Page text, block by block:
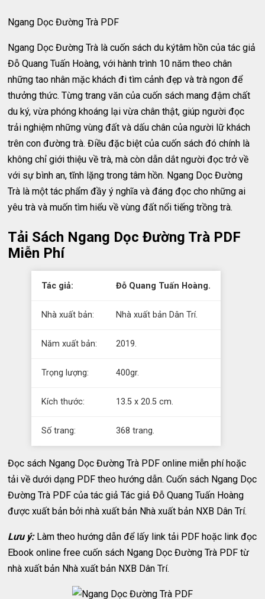
Ngang Dọc Đường Trà PDF
Ngang Dọc Đường Trà là cuốn sách du kýtâm hồn của tác giả
Đỗ Quang Tuấn Hoàng, với hành trình 10 năm theo chân
những tao nhân mặc khách đi tìm cảnh đẹp và trà ngon để
thưởng thức. Từng trang văn của cuốn sách mang đậm chất
du ký, vừa phóng khoáng lại vừa chân thật, giúp người đọc
trải nghiệm những vùng đất và dấu chân của người lữ khách
trên con đường trà. Điều đặc biệt của cuốn sách đó chính là
không chỉ giới thiệu về trà, mà còn dẫn dắt người đọc trở về
với sự bình an, tĩnh lặng trong tâm hồn. Ngang Dọc Đường
Trà là một tác phẩm đầy ý nghĩa và đáng đọc cho những ai
yêu trà và muốn tìm hiểu về vùng đất nổi tiếng trồng trà.
Tải Sách Ngang Dọc Đường Trà PDF
Miễn Phí
Tác giả: Đỗ Quang Tuấn Hoàng.
Nhà xuất bản: Nhà xuất bản Dân Trí.
Năm xuất bản: 2019.
Trọng lượng: 400gr.
Kích thước: 13.5 x 20.5 cm.
Số trang: 368 trang.
Đọc sách Ngang Dọc Đường Trà PDF online miễn phí hoặc
tải về dưới dạng PDF theo hướng dẫn. Cuốn sách Ngang Dọc
Đường Trà PDF của tác giả Tác giả Đỗ Quang Tuấn Hoàng
được xuất bản bởi nhà xuất bản Nhà xuất bản NXB Dân Trí.
Lưu ý:Làm theo hướng dẫn để lấy link tải PDF hoặc link đọc
Ebook online free cuốn sách Ngang Dọc Đường Trà PDF từ
nhà xuất bản Nhà xuất bản NXB Dân Trí.